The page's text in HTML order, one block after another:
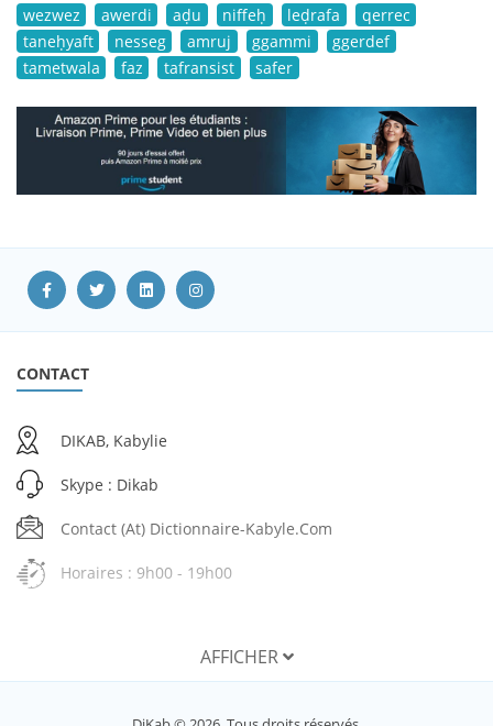
wezwez awerdi aḍu niffeḥ leḍrafa
qerrec
taneḥyaft
nesseg amruj ggammi
ggerdef
tametwala
faz tafransist safer
CONTACT
DIKAB, Kabylie
Skype : Dikab
Contact (at) Dictionnaire-Kabyle.com
Horaires : 9h00 - 19h00
AFFICHER